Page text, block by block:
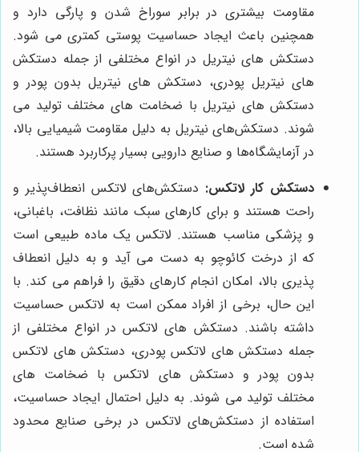
مقاومت بیشتری در برابر سوراخ شدن و پارگی دارد و
همچنین باعث ایجاد حساسیت پوستی کمتری می شود.
دستکش های نیتریل در انواع مختلفی از جمله دستکش
های نیتریل پودری، دستکش های نیتریل بدون پودر و
دستکش های نیتریل با ضخامت های مختلف تولید می
شوند. دستکش‌های نیتریل به دلیل مقاومت شیمیایی بالا،
در آزمایشگاه‌ها و صنایع دارویی بسیار پرکاربرد هستند.
دستکش کار لاتکس: دستکش‌های لاتکس انعطاف‌پذیر و
راحت هستند و برای کارهای سبک مانند نظافت، باغبانی،
و پزشکی مناسب هستند. لاتکس یک ماده طبیعی است
که از درخت کائوچو به دست می آید و به دلیل انعطاف
پذیری بالا، امکان انجام کارهای دقیق را فراهم می کند. با
این حال، برخی از افراد ممکن است به لاتکس حساسیت
داشته باشند. دستکش های لاتکس در انواع مختلفی از
جمله دستکش های لاتکس پودری، دستکش های لاتکس
بدون پودر و دستکش های لاتکس با ضخامت های
مختلف تولید می شوند. به دلیل احتمال ایجاد حساسیت،
استفاده از دستکش‌های لاتکس در برخی صنایع محدود
شده است.